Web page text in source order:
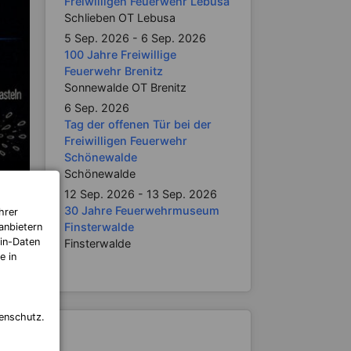
Schlieben OT Lebusa
5 Sep. 2026 - 6 Sep. 2026
100 Jahre Freiwillige
Feuerwehr Brenitz
Sonnewalde OT Brenitz
6 Sep. 2026
Tag der offenen Tür bei der
Freiwilligen Feuerwehr
Schönewalde
Schönewalde
12 Sep. 2026 - 13 Sep. 2026
30 Jahre Feuerwehrmuseum
Finsterwalde
Finsterwalde
Daten
in